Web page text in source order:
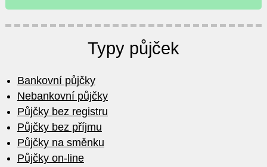
Typy půjček
Bankovní půjčky
Nebankovní půjčky
Půjčky bez registru
Půjčky bez příjmu
Půjčky na směnku
Půjčky on-line